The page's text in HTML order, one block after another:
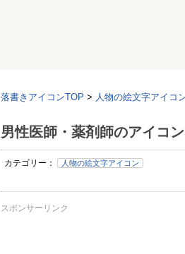
落書きアイコンTOP > 人物の絵文字アイコ
男性医師・薬剤師のアイコ
カテゴリー： 人物の絵文字アイコン
スポンサーリンク